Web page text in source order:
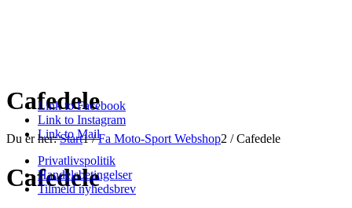
Link to Facebook
Link to Instagram
Link to Mail
Privatlivspolitik
Handelsbetingelser
Tilmeld nyhedsbrev
Cafedele
Du er her: Start1 / Fa Moto-Sport Webshop2 / Cafedele
Cafedele